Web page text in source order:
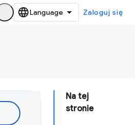
Zaloguj się
Na tej
stronie